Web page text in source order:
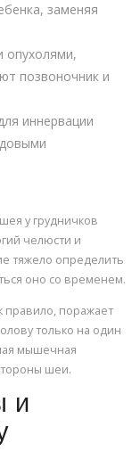
заменяя
опухолями,
позвоночник и
иннервации
у грудничков
челюсти и
тяжело определить
оно со временем.
правило, поражает
только на один
мышечная
шеи.
и